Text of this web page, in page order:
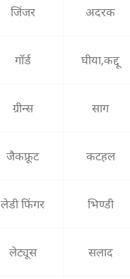
जिंजर अदरक
गॉर्ड घीया,कद्दू
ग्रीन्‍स साग
जैकफ्रूट कटहल
ले‍डी फिंगर भिण्‍डी
लेट्यूस सलाद